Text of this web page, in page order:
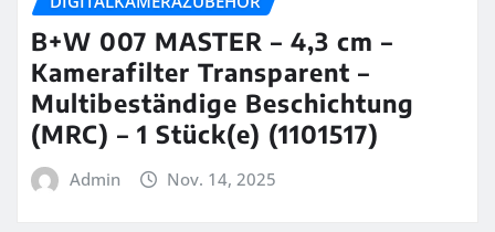
B+W 007 MASTER – 4,3 cm –
Kamerafilter Transparent –
Multibeständige Beschichtung
(MRC) – 1 Stück(e) (1101517)
Admin Nov. 14, 2025